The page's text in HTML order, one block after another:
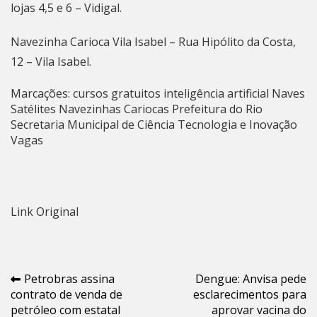
lojas 4,5 e 6 – Vidigal.
Navezinha Carioca Vila Isabel – Rua Hipólito da Costa,
12 – Vila Isabel.
Marcações: cursos gratuitos inteligência artificial Naves
Satélites Navezinhas Cariocas Prefeitura do Rio
Secretaria Municipal de Ciência Tecnologia e Inovação
Vagas
Link Original
Navegação
de
Petrobras assina
contrato de venda de
petróleo com estatal
Dengue: Anvisa pede
esclarecimentos para
aprovar vacina do